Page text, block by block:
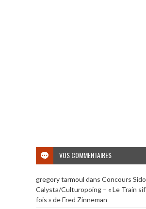
VOS COMMENTAIRES
gregory tarmoul dans Concours
Calysta/Culturopoing – « Le Train
fois » de Fred Zinneman